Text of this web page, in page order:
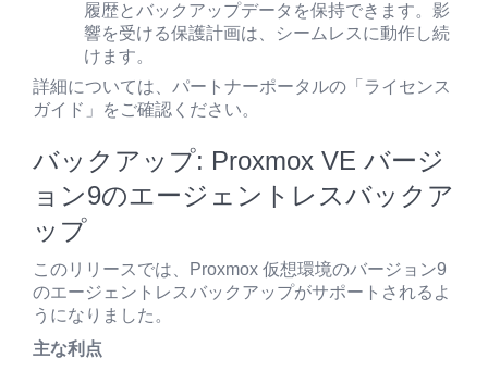
履歴とバックアップデータを保持できます。影
響を受ける保護計画は、シームレスに動作し続
けます。
詳細については、パートナーポータルの「ライセンス
ガイド」をご確認ください。
バックアップ: Proxmox VE バージ
ョン9のエージェントレスバックア
ップ
このリリースでは、Proxmox 仮想環境のバージョン9
のエージェントレスバックアップがサポートされるよ
うになりました。
主な利点